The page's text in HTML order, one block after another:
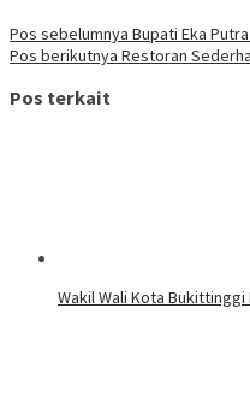
Pos sebelumnya Bupati Eka
Pos berikutnya Restoran
Pos terkait
Wakil Wali Kota